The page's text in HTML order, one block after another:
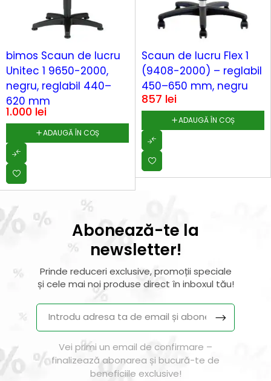
bimos Scaun de lucru
Unitec 1 9650-2000,
negru, reglabil 440–
620 mm
1.000 lei
ADAUGĂ ÎN COȘ
Scaun de lucru Flex 1
(9408-2000) – reglabil
450–650 mm, negru
857 lei
ADAUGĂ ÎN COȘ
Abonează-te la
newsletter!
Prinde reduceri exclusive, promoții speciale
și cele mai noi produse direct în inboxul tău!
Vei primi un email de confirmare –
finalizează abonarea și bucură-te de
beneficiile exclusive!